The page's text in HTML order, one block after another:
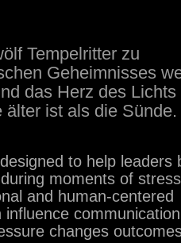
Tempelritter zu
Geheimnisses
das Herz des Lichts
ist als die Sünde.
to help leaders
moments of
and human-centered
changes